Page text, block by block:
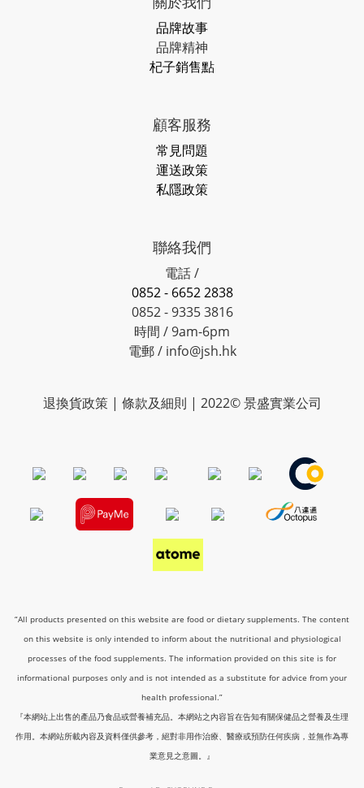
品牌故事
品牌精神
杞子銷售點
顧客服務
常見問題
運送政策
私隱政策
聯絡我們
電話 /
0852 - 6652 2838
0852 - 9335 3816
時間 / 9am-6pm
電郵 / info@jsh.hk
退換貨政策 | 條款及細則 | 2022© 景盛實業公司
“All products presented on this website are food or dietary supplements. The content
on this website is only intended to inform about the nutritional and physiological
processes of the food supplements. The information provided on this site is for
informational purposes only and is not intended as a substitute for advice from your
health professional.”
『本網站上出售的產品乃食品或營養補充品。本網站之內容旨在告知有關保健品之營養及生理
作用。本網站所載內容及資料僅供參考，絕對非用作治療、醫療或預防任何疾病，並無作為專
業意見之意圖。』